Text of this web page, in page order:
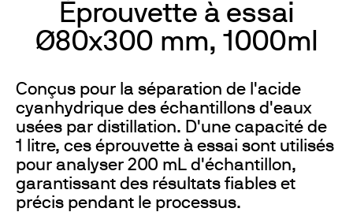
Éprouvette à essai
Ø80x300 mm, 1000ml
Conçus pour la séparation de l'acide
cyanhydrique des échantillons d'eaux
usées par distillation. D'une capacité de
1 litre, ces éprouvette à essai sont utilisés
pour analyser 200 mL d'échantillon,
garantissant des résultats fiables et
précis pendant le processus.